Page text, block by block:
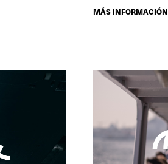
MÁS INFORMACIÓN